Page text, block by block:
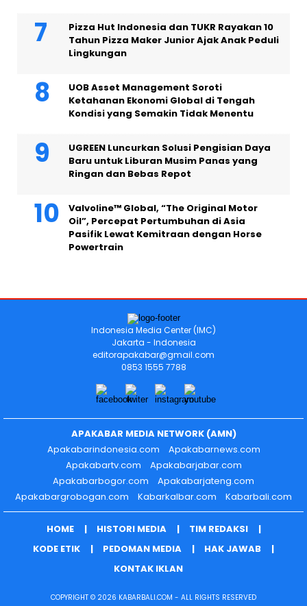
Pizza Hut Indonesia dan TUKR Rayakan 10
Tahun Pizza Maker Junior Ajak Anak Peduli
Lingkungan
UOB Asset Management Soroti
Ketahanan Ekonomi Global di Tengah
Kondisi yang Semakin Tidak Menentu
UGREEN Luncurkan Solusi Pengisian Daya
Baru untuk Liburan Musim Panas yang
Ringan dan Bebas Repot
Valvoline™ Global, “The Original Motor
Oil”, Percepat Pertumbuhan di Asia
Pasifik Lewat Kemitraan dengan Horse
Powertrain
Indonesia Media Center (IMC)
Jakarta - Indonesia
editorapakabar@gmail.com
0853 1555 7788
APAKABAR MEDIA NETWORK (AMN)
Apakabarindonesia.com
Apakabarnews.com
Apakabartv.com
Apakabarjabar.com
Apakabarbogor.com
Apakabarjateng.com
Apakabargrobogan.com
Kabarkalbar.com Kabarbali.com
HOME HISTORI MEDIA
TIM REDAKSI
KODE ETIK
PEDOMAN MEDIA
HAK JAWAB
KONTAK IKLAN
COPYRIGHT © 2026 KABARBALI.COM - ALL RIGHTS RESERVED